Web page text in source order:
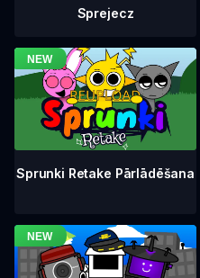
Sprejecz
Sprunki Retake Pārlādēšana